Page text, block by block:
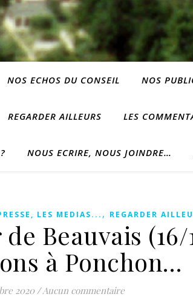
NOS ECHOS DU CONSEIL NOS
REGARDER AILLEURS LES
NOUS ECRIRE, NOUS JOINDRE…
LES MEDIAS... , REGARDER
Beauvais
à Ponchon…
2020 /Aucun commentaire